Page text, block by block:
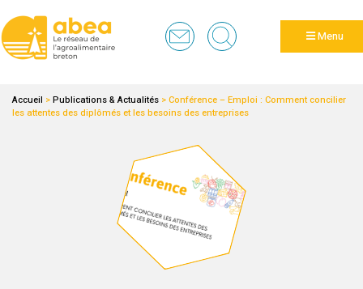
Menu
Accueil >Publications & Actualités >Conférence – Emploi : Comment concilier
les attentes des diplômés et les besoins des entreprises